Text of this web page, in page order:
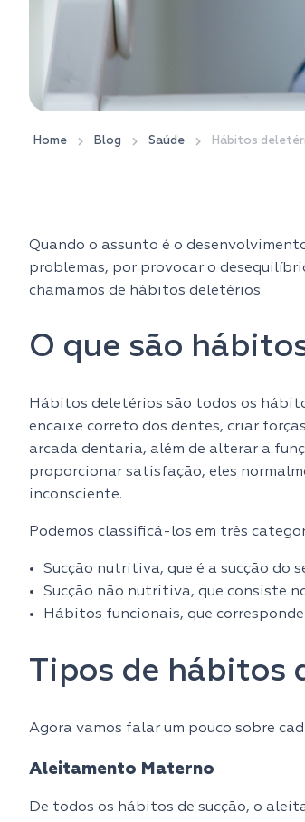
Home Blog Saúde Hábitos
Quando o assunto é o
problemas, por provocar o
chamamos de hábitos deletérios.
O que são
Hábitos deletérios são todos os
encaixe correto dos dentes, criar
arcada dentaria, além de alterar a
proporcionar satisfação, eles
inconsciente.
Podemos classificá-los em três
Sucção nutritiva, que é a sucção do
Sucção não nutritiva, que consiste
Hábitos funcionais, que
Tipos de hábitos
Agora vamos falar um pouco sobre
Aleitamento Materno
De todos os hábitos de sucção, o